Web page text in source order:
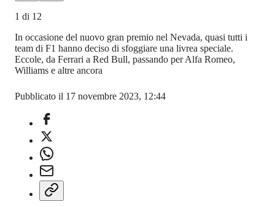
1 di 12
In occasione del nuovo gran premio nel Nevada, quasi tutti i
team di F1 hanno deciso di sfoggiare una livrea speciale.
Eccole, da Ferrari a Red Bull, passando per Alfa Romeo,
Williams e altre ancora
Pubblicato il 17 novembre 2023, 12:44